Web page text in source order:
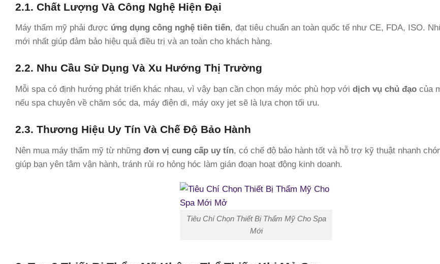
2.1. Chất Lượng Và Công Nghệ Hiện Đại
Máy thẩm mỹ phải được ứng dụng công nghệ tiên tiến, đạt tiêu chuẩn an toàn quốc tế như CE, FDA, ISO.
mới nhất giúp đảm bảo hiệu quả điều trị và an toàn cho khách hàng.
2.2. Nhu Cầu Sử Dụng Và Xu Hướng Thị Trường
Mỗi spa có định hướng phát triển khác nhau, vì vậy bạn cần chọn máy móc phù hợp với dịch vụ chủ đạo của
nếu spa chuyên về chăm sóc da, máy điện di, máy oxy jet sẽ là lựa chọn tối ưu.
2.3. Thương Hiệu Uy Tín Và Chế Độ Bảo Hành
Nên mua máy thẩm mỹ từ những đơn vị cung cấp uy tín, có chế độ bảo hành tốt và hỗ trợ kỹ thuật nhanh
giúp bạn yên tâm vận hành, tránh rủi ro hỏng hóc làm gián đoạn hoạt động kinh doanh.
Tiêu Chí Chọn Thiết Bị Thẩm Mỹ Cho Spa
Mới